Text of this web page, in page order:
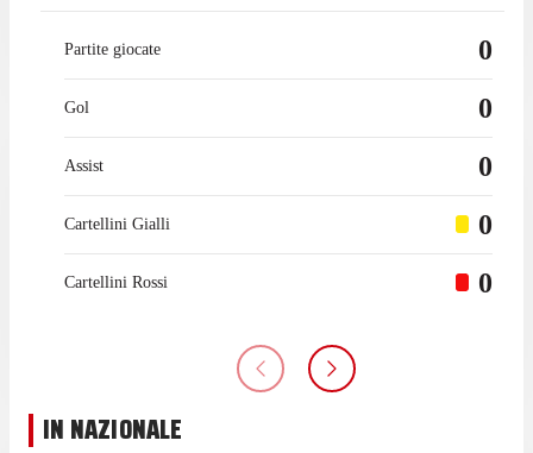
Partite giocate 0
Gol 0
Assist 0
Cartellini Gialli 0
Cartellini Rossi 0
IN NAZIONALE